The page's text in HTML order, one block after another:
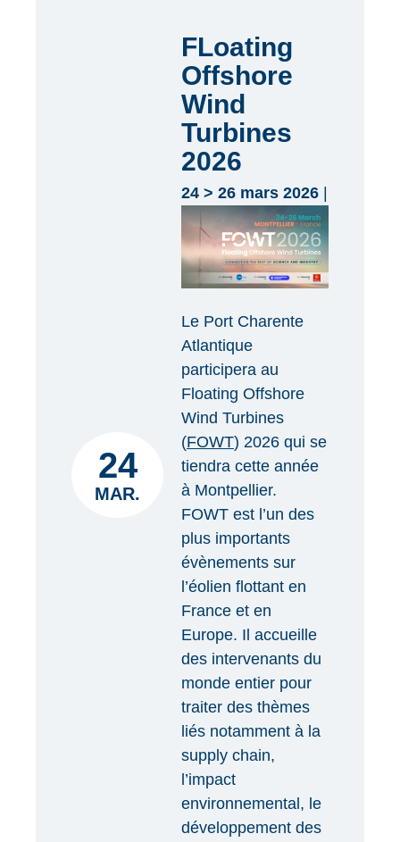
24
MAR.
FLoating
Offshore
Wind
Turbines
2026
24 > 26 mars 2026
Le Port Charente
Atlantique
participera au
Floating Offshore
Wind Turbines
(FOWT) 2026 qui se
tiendra cette année
à Montpellier.
FOWT est l’un des
plus importants
évènements sur
l’éolien flottant en
France et en
Europe. Il accueille
des intervenants du
monde entier pour
traiter des thèmes
liés notamment à la
supply chain,
l’impact
environnemental, le
développement des